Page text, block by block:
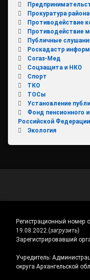
Прокуратура района
Противодействие
Противодействие
Публичные
Роскадастр
Согаз-Мед
Соцзащита и НКО
Спорт
ТКО
ТОСы
Установление
Фонд пенсионного
Российской
Экология
Регистрационный номер
19.08.2022.(загрузить)
Зарегистрировавший
Учредитель:
округа Архангельской